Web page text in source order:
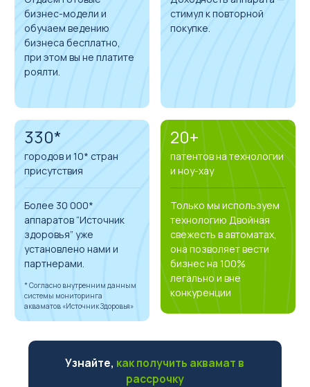
бизнес-модели и
обучаем ведению
бизнеса бесплатно,
при этом вы не платите
роялти.
330*
городов и 10* стран
присутствия
Более 30 000*
аппаратов “Источник
здоровья” уже
установлено нами и
партнерами.
* Согласно внутренним данным
системы мониторинга
акваматов «Источник Здоровья»
стимул к повторной
покупке.
20+
патентов на технологии
и ноу-хау
Только мы используем
технологию Двойная
свежесть в автоматах,
она позволяет вести
бизнес на 100%
легально и вне
конкуренции
Узнайте, как получить аквамат в
рассрочку